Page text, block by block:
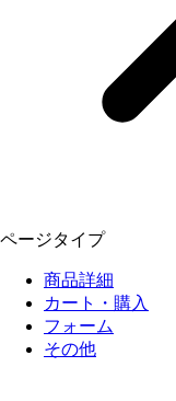
ページタイプ
商品詳細
カート・購入
フォーム
その他